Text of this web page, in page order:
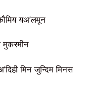
यअ’लमून
मुकरमीन
मिन जुन्दिम मिनस